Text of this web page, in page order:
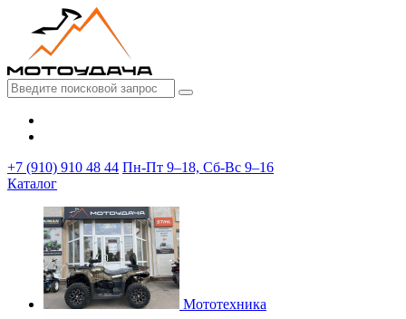
+7 (910) 910 48 44 Пн-Пт 9–18, Сб-Вс 9–16
Каталог
Мототехника